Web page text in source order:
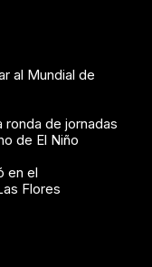
al Mundial de
ronda de jornadas
de El Niño
en el
Flores